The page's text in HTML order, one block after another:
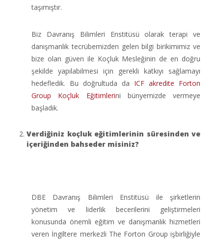
taşımıştır.
Biz Davranış Bilimleri Enstitüsü olarak terapi ve
danışmanlık tecrübemizden gelen bilgi birikimimiz ve
bize olan güven ile Koçluk Mesleğinin de en doğru
şekilde yapılabilmesi için gerekli katkıyı sağlamayı
hedefledik. Bu doğrultuda da ICF akredite Forton
Group Koçluk Eğitimlerini bünyemizde vermeye
başladık.
Verdiğiniz koçluk eğitimlerinin süresinden ve
içeriğinden bahseder misiniz?
DBE Davranış Bilimleri Enstitüsü ile şirketlerin
yönetim ve liderlik becerilerini geliştirmeleri
konusunda önemli eğitim ve danışmanlık hizmetleri
veren İngiltere merkezli The Forton Group işbirliğiyle